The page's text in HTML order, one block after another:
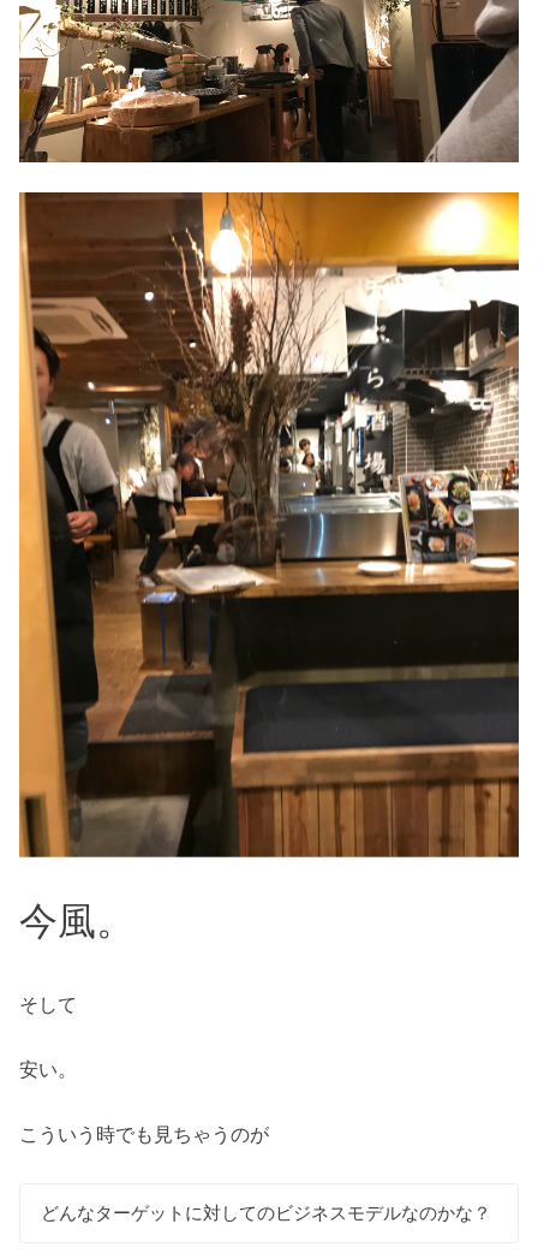
今風。
そして
安い。
こういう時でも見ちゃうのが
どんなターゲットに対してのビジネスモデルなのかな？